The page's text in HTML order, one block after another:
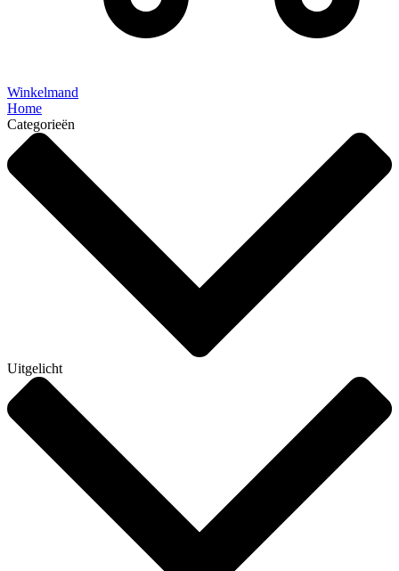
Winkelmand
Home
Categorieën
Uitgelicht